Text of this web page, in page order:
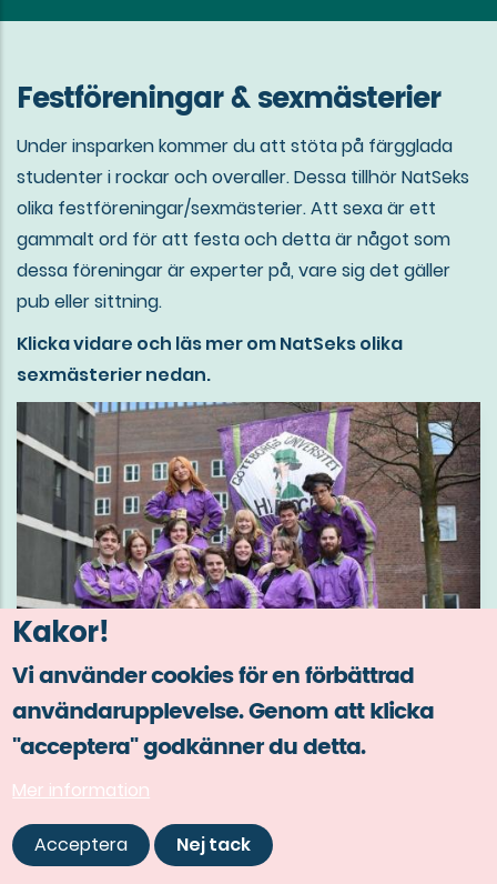
Kakor!
Vi använder cookies för en förbättrad
användarupplevelse. Genom att klicka
"acceptera" godkänner du detta.
Mer information
Acceptera Nej tack
Festföreningar & sexmästerier
Under insparken kommer du att stöta på färgglada
studenter i rockar och overaller. Dessa tillhör NatSeks
olika festföreningar/sexmästerier. Att sexa är ett
gammalt ord för att festa och detta är något som
dessa föreningar är experter på, vare sig det gäller
pub eller sittning.
Klicka vidare och läs mer om NatSeks olika
sexmästerier nedan.
Festföreningen Haddock
Haddock är en festförening under